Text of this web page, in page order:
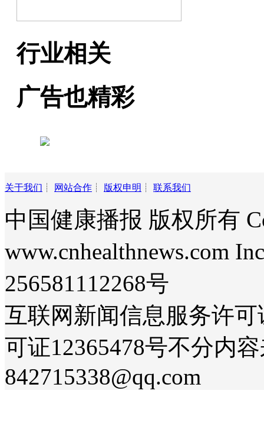
行业相关
广告也精彩
关于我们 ┊ 网站合作 ┊ 版权申明 ┊ 联系我们
中国健康播报 版权所有
www.cnhealthnews.com
256581112268号
互联网新闻信息服务许可
可证12365478号不分内
842715338@qq.com